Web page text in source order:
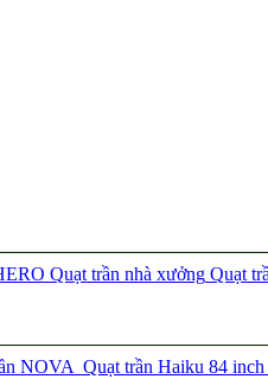
Quạt trần nhà xưởng Quạt
NOVA Quạt trần Haiku 84 inch